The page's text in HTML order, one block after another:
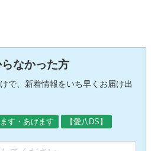
なかった方
で、新着情報をいち早くお届け出
す・あげます 【愛八DS】